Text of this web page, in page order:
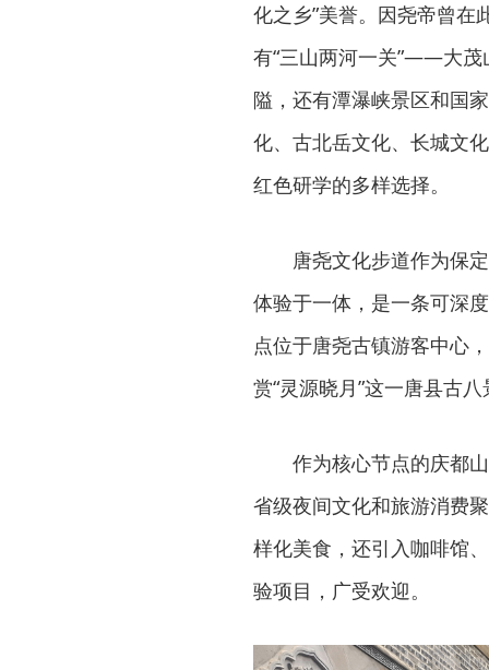
化之乡”美誉。因尧帝曾在
有“三山两河一关”——大茂
隘，还有潭瀑峡景区和国
化、古北岳文化、长城文
红色研学的多样选择。
唐尧文化步道作为保
体验于一体，是一条可深
点位于唐尧古镇游客中心
赏“灵源晓月”这一唐县古
作为核心节点的庆都
省级夜间文化和旅游消费
样化美食，还引入咖啡馆
验项目，广受欢迎。